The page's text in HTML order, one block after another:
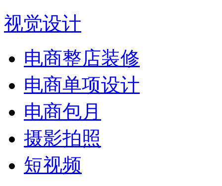
视觉设计
电商整店装修
电商单项设计
电商包月
摄影拍照
短视频